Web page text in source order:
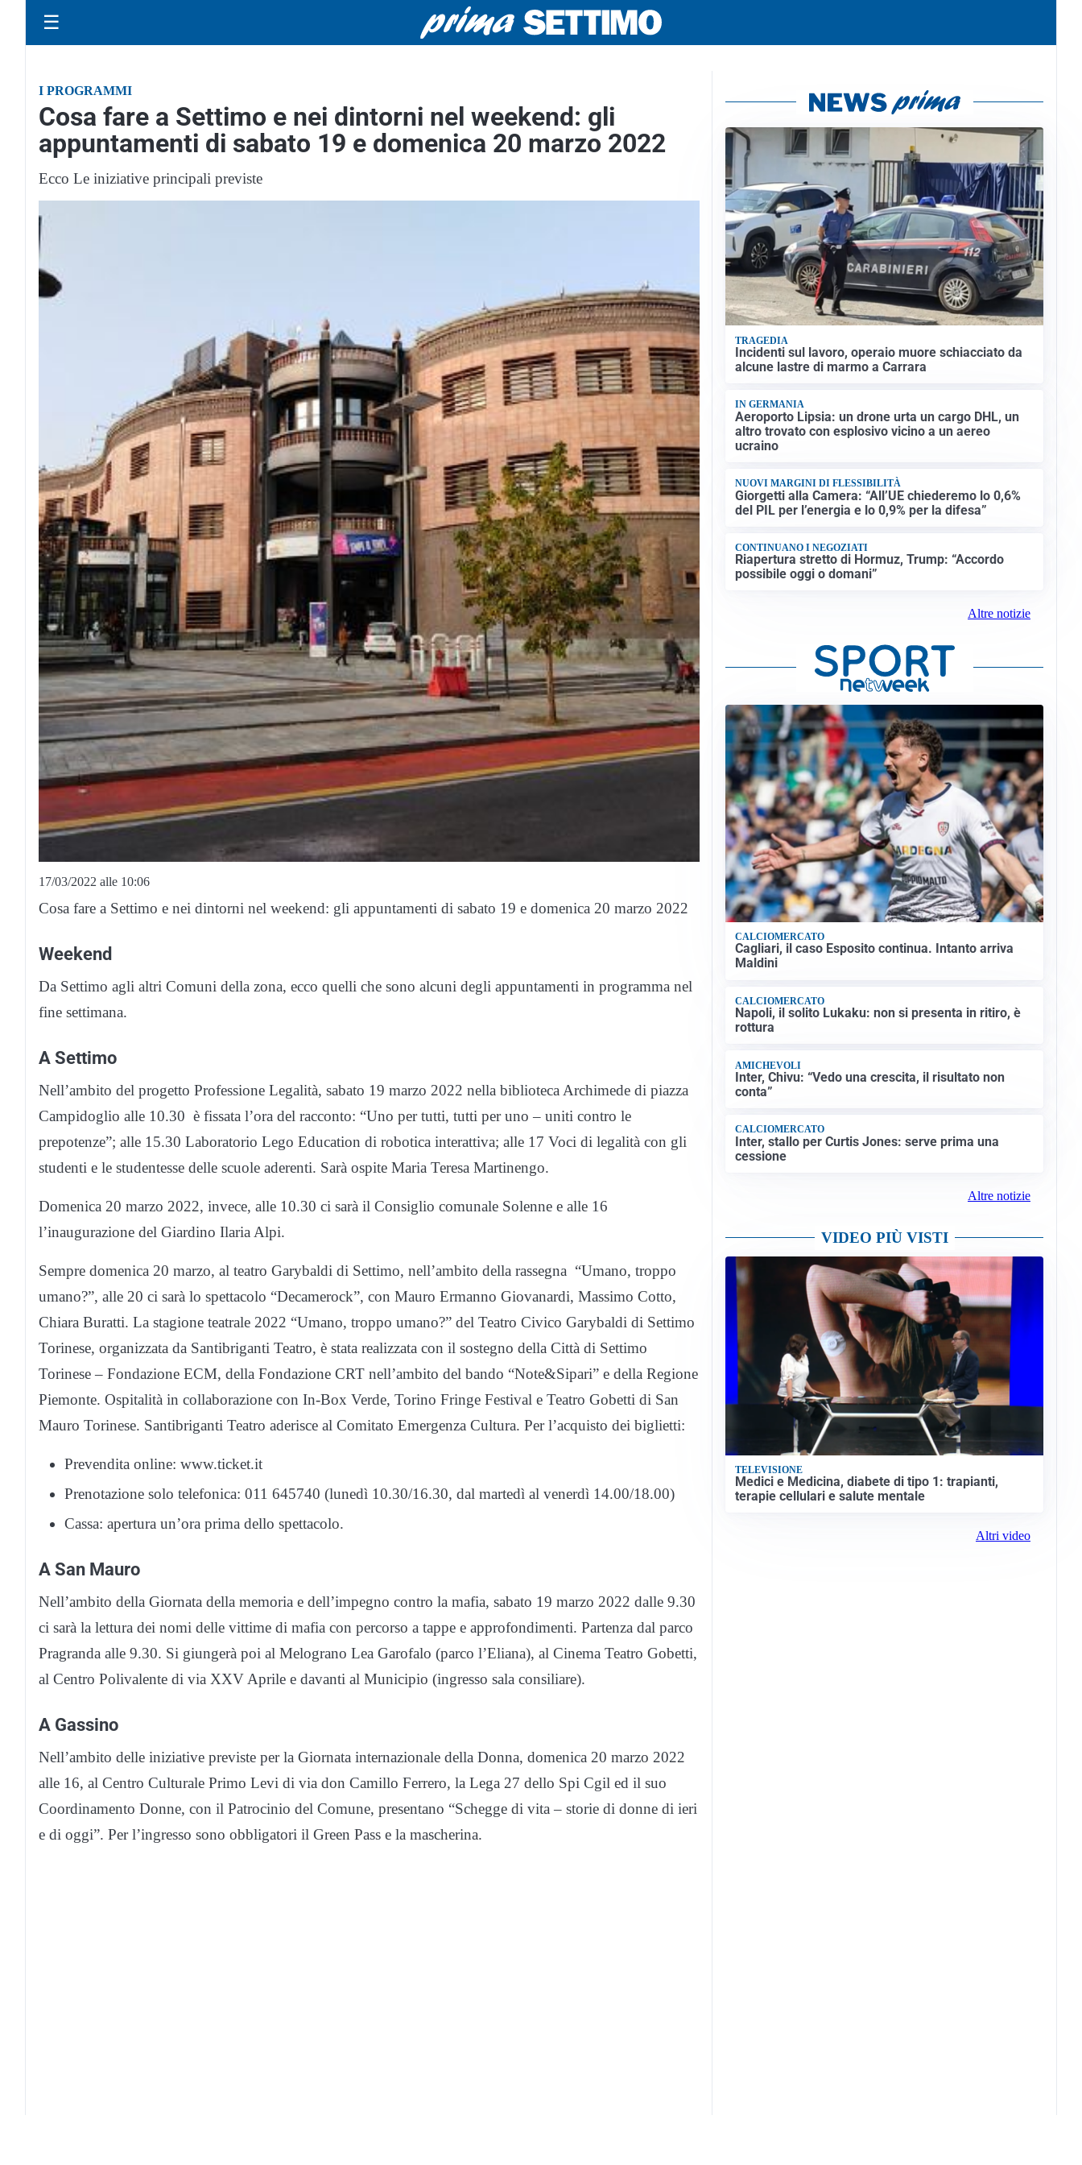
☰
I PROGRAMMI
Cosa fare a Settimo e nei dintorni nel weekend: gli
appuntamenti di sabato 19 e domenica 20 marzo 2022
Ecco Le iniziative principali previste
17/03/2022 alle 10:06
Cosa fare a Settimo e nei dintorni nel weekend: gli appuntamenti di sabato 19 e domenica 20 marzo 2022
Weekend
Da Settimo agli altri Comuni della zona, ecco quelli che sono alcuni degli appuntamenti in programma nel
fine settimana.
A Settimo
Nell’ambito del progetto Professione Legalità, sabato 19 marzo 2022 nella biblioteca Archimede di piazza
Campidoglio alle 10.30 è fissata l’ora del racconto: “Uno per tutti, tutti per uno – uniti contro le
prepotenze”; alle 15.30 Laboratorio Lego Education di robotica interattiva; alle 17 Voci di legalità con gli
studenti e le studentesse delle scuole aderenti. Sarà ospite Maria Teresa Martinengo.
Domenica 20 marzo 2022, invece, alle 10.30 ci sarà il Consiglio comunale Solenne e alle 16
l’inaugurazione del Giardino Ilaria Alpi.
Sempre domenica 20 marzo, al teatro Garybaldi di Settimo, nell’ambito della rassegna “Umano, troppo
umano?”, alle 20 ci sarà lo spettacolo “Decamerock”, con Mauro Ermanno Giovanardi, Massimo Cotto,
Chiara Buratti. La stagione teatrale 2022 “Umano, troppo umano?” del Teatro Civico Garybaldi di Settimo
Torinese, organizzata da Santibriganti Teatro, è stata realizzata con il sostegno della Città di Settimo
Torinese – Fondazione ECM, della Fondazione CRT nell’ambito del bando “Note&Sipari” e della Regione
Piemonte. Ospitalità in collaborazione con In-Box Verde, Torino Fringe Festival e Teatro Gobetti di San
Mauro Torinese. Santibriganti Teatro aderisce al Comitato Emergenza Cultura. Per l’acquisto dei biglietti:
Prevendita online: www.ticket.it
Prenotazione solo telefonica: 011 645740 (lunedì 10.30/16.30, dal martedì al venerdì 14.00/18.00)
Cassa: apertura un’ora prima dello spettacolo.
A San Mauro
Nell’ambito della Giornata della memoria e dell’impegno contro la mafia, sabato 19 marzo 2022 dalle 9.30
ci sarà la lettura dei nomi delle vittime di mafia con percorso a tappe e approfondimenti. Partenza dal parco
Pragranda alle 9.30. Si giungerà poi al Melograno Lea Garofalo (parco l’Eliana), al Cinema Teatro Gobetti,
al Centro Polivalente di via XXV Aprile e davanti al Municipio (ingresso sala consiliare).
A Gassino
Nell’ambito delle iniziative previste per la Giornata internazionale della Donna, domenica 20 marzo 2022
alle 16, al Centro Culturale Primo Levi di via don Camillo Ferrero, la Lega 27 dello Spi Cgil ed il suo
Coordinamento Donne, con il Patrocinio del Comune, presentano “Schegge di vita – storie di donne di ieri
e di oggi”. Per l’ingresso sono obbligatori il Green Pass e la mascherina.
TRAGEDIA
Incidenti sul lavoro, operaio muore schiacciato da
alcune lastre di marmo a Carrara
IN GERMANIA
Aeroporto Lipsia: un drone urta un cargo DHL, un
altro trovato con esplosivo vicino a un aereo
ucraino
NUOVI MARGINI DI FLESSIBILITÀ
Giorgetti alla Camera: “All’UE chiederemo lo 0,6%
del PIL per l’energia e lo 0,9% per la difesa”
CONTINUANO I NEGOZIATI
Riapertura stretto di Hormuz, Trump: “Accordo
possibile oggi o domani”
Altre notizie
CALCIOMERCATO
Cagliari, il caso Esposito continua. Intanto arriva
Maldini
CALCIOMERCATO
Napoli, il solito Lukaku: non si presenta in ritiro, è
rottura
AMICHEVOLI
Inter, Chivu: “Vedo una crescita, il risultato non
conta”
CALCIOMERCATO
Inter, stallo per Curtis Jones: serve prima una
cessione
Altre notizie
VIDEO PIÙ VISTI
TELEVISIONE
Medici e Medicina, diabete di tipo 1: trapianti,
terapie cellulari e salute mentale
Altri video